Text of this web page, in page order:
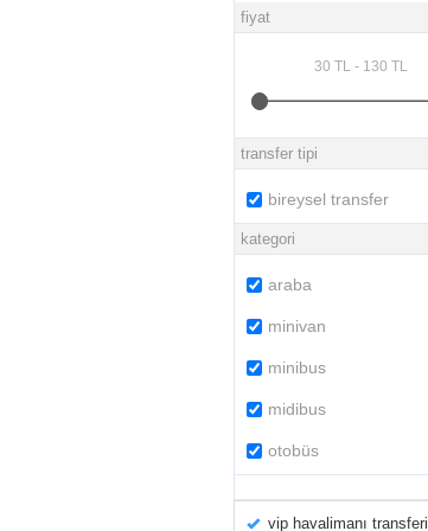
fiyat
transfer tipi
bireysel transfer
kategori
araba
minivan
minibus
midibus
otobüs
vip havalimanı transferi